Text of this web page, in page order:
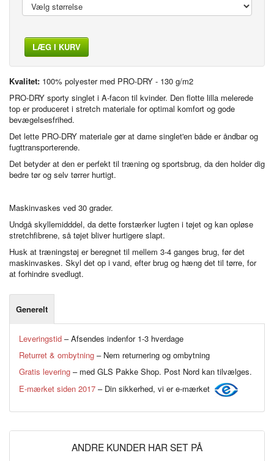
LÆG I KURV
Kvalitet: 100% polyester med PRO-DRY - 130 g/m2
PRO-DRY sporty singlet i A-facon til kvinder. Den flotte lilla melerede
top er produceret i stretch materiale for optimal komfort og gode
bevægelsesfrihed.
Det lette PRO-DRY materiale gør at dame singlet'en både er åndbar og
fugttransporterende.
Det betyder at den er perfekt til træning og sportsbrug, da den holder dig
bedre tør og selv tørrer hurtigt.
Maskinvaskes ved 30 grader.
Undgå skyllemidddel, da dette forstærker lugten i tøjet og kan opløse
stretchfibrene, så tøjet bliver hurtigere slapt.
Husk at træningstøj er beregnet til mellem 3-4 ganges brug, før det
maskinvaskes. Skyl det op i vand, efter brug og hæng det til tørre, for
at forhindre svedlugt.
Generelt
Leveringstid – Afsendes indenfor 1-3 hverdage
Returret & ombytning – Nem returnering og ombytning
Gratis levering – med GLS Pakke Shop. Post Nord kan tilvælges.
E-mærket siden 2017 – Din sikkerhed, vi er e-mærket
ANDRE KUNDER HAR SET PÅ